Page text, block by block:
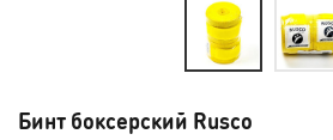
Бинт боксерский Rusco